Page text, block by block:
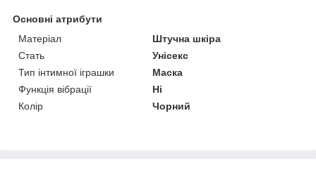
Основні атрибути
Матеріал
Штучна шкіра
Стать
Унісекс
Тип інтимної іграшки
Маска
Функція вібрації
Ні
Колір
Чорний